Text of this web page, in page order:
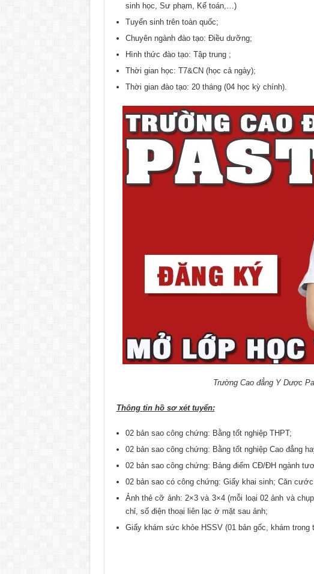
sinh học, Sư phạm, Kế toán,…)
Tuyển sinh trên toàn quốc;
Chuyên ngành đào tạo: Điều dưỡng;
Hình thức đào tạo: Tập trung ;
Thời gian học: T7&CN (học cả ngày);
Thời gian đào tạo: 20 tháng (04 học kỳ chính).
Trường Cao đẳng Y Dược
Thông tin hồ sơ xét tuyển:
02 bản sao công chứng: Bằng tốt nghiệp THPT;
02 bản sao công chứng: Bằng tốt nghiệp Cao đẳng
02 bản sao công chứng: Bảng điểm CĐ/ĐH ngành
02 bản sao có công chứng: Giấy khai sinh; Căn
Ảnh thẻ cỡ ảnh: 2×3 và 3×4 (mỗi loại 02 ảnh và
chỉ, số điện thoại liên lạc ở mặt sau ảnh;
Giấy khám sức khỏe HSSV (01 bản gốc, khám